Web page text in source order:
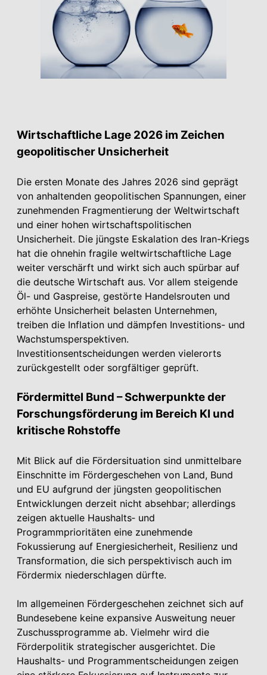
Wirtschaftliche Lage 2026 im Zeichen
geopolitischer Unsicherheit
Die ersten Monate des Jahres 2026 sind geprägt
von anhaltenden geopolitischen Spannungen, einer
zunehmenden Fragmentierung der Weltwirtschaft
und einer hohen wirtschaftspolitischen
Unsicherheit. Die jüngste Eskalation des Iran-Kriegs
hat die ohnehin fragile weltwirtschaftliche Lage
weiter verschärft und wirkt sich auch spürbar auf
die deutsche Wirtschaft aus. Vor allem steigende
Öl- und Gaspreise, gestörte Handelsrouten und
erhöhte Unsicherheit belasten Unternehmen,
treiben die Inflation und dämpfen Investitions- und
Wachstumsperspektiven.
Investitionsentscheidungen werden vielerorts
zurückgestellt oder sorgfältiger geprüft.
Fördermittel Bund – Schwerpunkte der
Forschungsförderung im Bereich KI und
kritische Rohstoffe
Mit Blick auf die Fördersituation sind unmittelbare
Einschnitte im Fördergeschehen von Land, Bund
und EU aufgrund der jüngsten geopolitischen
Entwicklungen derzeit nicht absehbar; allerdings
zeigen aktuelle Haushalts‑ und
Programmprioritäten eine zunehmende
Fokussierung auf Energie­sicherheit, Resilienz und
Transformation, die sich perspektivisch auch im
Fördermix niederschlagen dürfte.
Im allgemeinen Fördergeschehen zeichnet sich auf
Bundesebene keine expansive Ausweitung neuer
Zuschussprogramme ab. Vielmehr wird die
Förderpolitik strategischer ausgerichtet. Die
Haushalts- und Programmentscheidungen zeigen